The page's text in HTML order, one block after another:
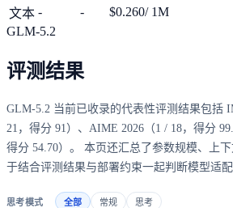
文本 - - $0.260/ 1M
GLM-5.2
评测结果
GLM-5.2 当前已收录的代表性评测结果包括
21，得分 91）、AIME 2026（1 / 18，得分
得分 54.70）。 本页还汇总了参数规模、上
于结合评测结果与部署约束一起判断模型适配
思考模式 全部 常规
思考